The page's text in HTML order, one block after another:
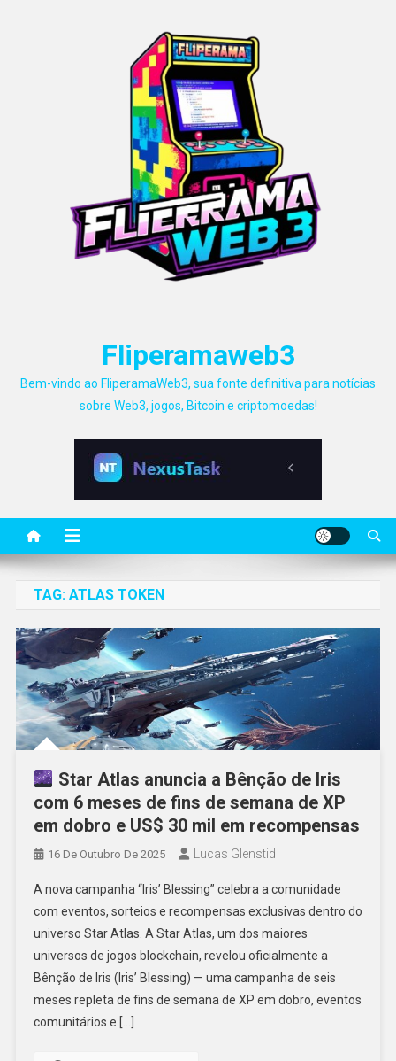
Fliperamaweb3
Bem-vindo ao FliperamaWeb3, sua fonte definitiva para notícias
sobre Web3, jogos, Bitcoin e criptomoedas!
TAG: ATLAS TOKEN
Star Atlas anuncia a Bênção de Iris
com 6 meses de fins de semana de XP
em dobro e US$ 30 mil em recompensas
16 De Outubro De 2025 Lucas Glenstid
A nova campanha “Iris’ Blessing” celebra a comunidade
com eventos, sorteios e recompensas exclusivas dentro do
universo Star Atlas. A Star Atlas, um dos maiores
universos de jogos blockchain, revelou oficialmente a
Bênção de Iris (Iris’ Blessing) — uma campanha de seis
meses repleta de fins de semana de XP em dobro, eventos
comunitários e […]